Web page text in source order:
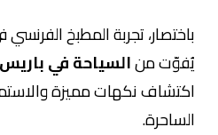
باختصار، تجربة المطبخ
يُفوّت منالسياحة في باريس
اكتشاف نكهات مميزة
الساحرة.